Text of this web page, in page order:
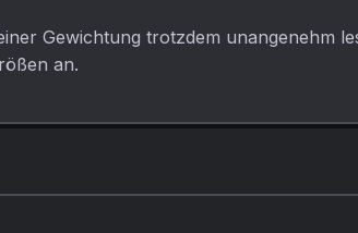
Gewichtung trotzdem unangenehm
an.